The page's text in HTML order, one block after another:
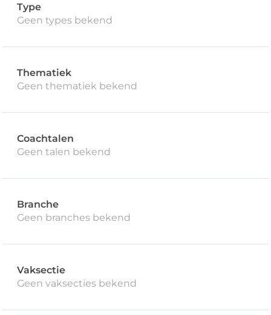
Type
Geen types bekend
Thematiek
Geen thematiek bekend
Coachtalen
Geen talen bekend
Branche
Geen branches bekend
Vaksectie
Geen vaksecties bekend